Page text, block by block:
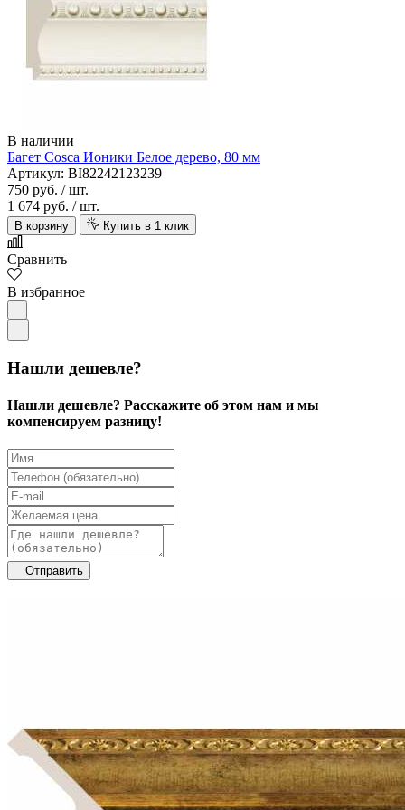
В наличии
Багет Cosca Ионики Белое дерево, 80 мм
Артикул: BI82242123239
750 руб. / шт.
1 674 руб. / шт.
В корзину Купить в 1 клик
Сравнить
В избранное
Нашли дешевле?
Нашли дешевле? Расскажите об этом нам и мы
компенсируем разницу!
Отправить